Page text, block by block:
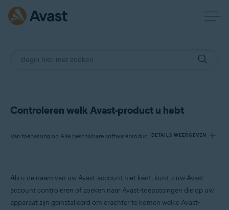
Controleren welk Avast-product u hebt
Van toepassing op Alle beschikbare softwareproducten van AvastDETAILS WEERGEVEN
Producten:
Alle beschikbare softwareproducten van Avast
Als u de naam van uw Avast-account niet kent, kunt u uw Avast-
account controleren of zoeken naar Avast-toepassingen die op uw
apparaat zijn geïnstalleerd om erachter te komen welke Avast-